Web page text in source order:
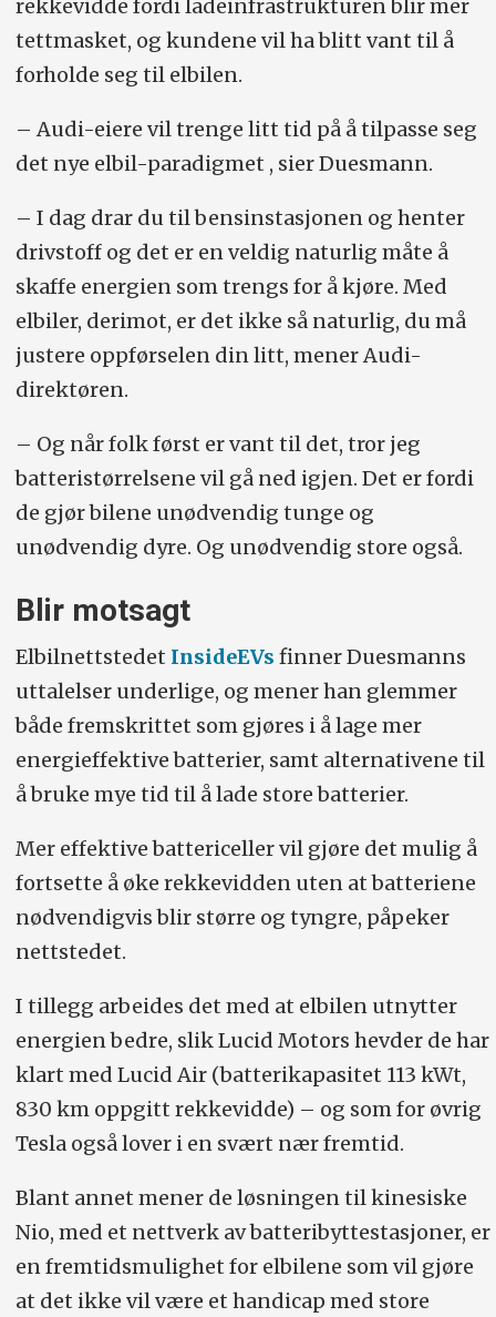
rekkevidde fordi ladeinfrastrukturen blir mer
tettmasket, og kundene vil ha blitt vant til å
forholde seg til elbilen.
– Audi-eiere vil trenge litt tid på å tilpasse seg
det nye elbil-paradigmet , sier Duesmann.
– I dag drar du til bensinstasjonen og henter
drivstoff og det er en veldig naturlig måte å
skaffe energien som trengs for å kjøre. Med
elbiler, derimot, er det ikke så naturlig, du må
justere oppførselen din litt, mener Audi-
direktøren.
– Og når folk først er vant til det, tror jeg
batteristørrelsene vil gå ned igjen. Det er fordi
de gjør bilene unødvendig tunge og
unødvendig dyre. Og unødvendig store også.
Blir motsagt
Elbilnettstedet InsideEVs finner Duesmanns
uttalelser underlige, og mener han glemmer
både fremskrittet som gjøres i å lage mer
energieffektive batterier, samt alternativene til
å bruke mye tid til å lade store batterier.
Mer effektive battericeller vil gjøre det mulig å
fortsette å øke rekkevidden uten at batteriene
nødvendigvis blir større og tyngre, påpeker
nettstedet.
I tillegg arbeides det med at elbilen utnytter
energien bedre, slik Lucid Motors hevder de har
klart med Lucid Air (batterikapasitet 113 kWt,
830 km oppgitt rekkevidde) – og som for øvrig
Tesla også lover i en svært nær fremtid.
Blant annet mener de løsningen til kinesiske
Nio, med et nettverk av batteribyttestasjoner, er
en fremtidsmulighet for elbilene som vil gjøre
at det ikke vil være et handicap med store